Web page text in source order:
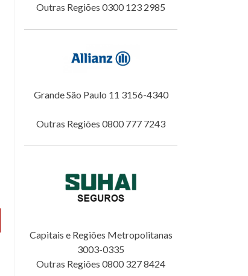
Outras Regiões 0300 123 2985
Grande São Paulo 11 3156-4340
Outras Regiões 0800 777 7243
Capitais e Regiões Metropolitanas
3003-0335
Outras Regiões 0800 327 8424